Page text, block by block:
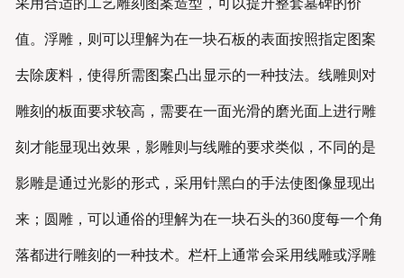
值。浮雕，则可以理解为在一块石板的表面按照指定图案
去除废料，使得所需图案凸出显示的一种技法。线雕则对
雕刻的板面要求较高，需要在一面光滑的磨光面上进行雕
刻才能显现出效果，影雕则与线雕的要求类似，不同的是
影雕是通过光影的形式，采用针黑白的手法使图像显现出
来；圆雕，可以通俗的理解为在一块石头的360度每一个角
落都进行雕刻的一种技术。栏杆上通常会采用线雕或浮雕